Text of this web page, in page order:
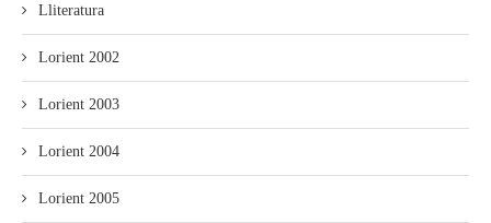
Lliteratura
Lorient 2002
Lorient 2003
Lorient 2004
Lorient 2005